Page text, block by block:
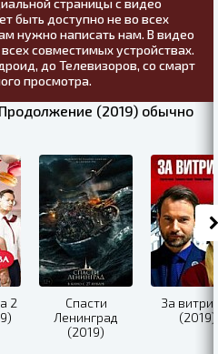
страницы с видео
быть доступно не во всех
нужно написать нам. В видео
совместимых устройствах.
до Телевизоров, со смарт
просмотра.
(2019) обычно
2
Спасти
Ленинград
(2019)
За
(2019)